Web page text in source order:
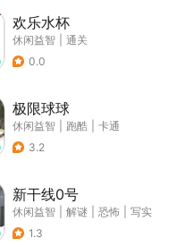
欢乐水杯
休闲益智
通关
0.0
极限球球
休闲益智 跑酷
卡通
3.2
新干线0号
休闲益智 解谜 恐怖
写实
1.3